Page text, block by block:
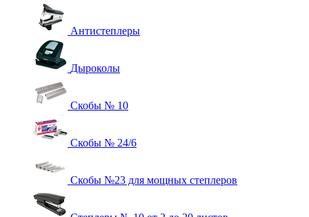
Антистеплеры
Дыроколы
Скобы № 10
Скобы № 24/6
Скобы №23 для мощных степлеров